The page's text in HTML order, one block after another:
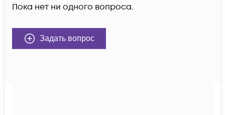
Пока нет ни одного вопроса.
Задать вопрос